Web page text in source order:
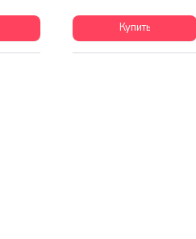
Купить